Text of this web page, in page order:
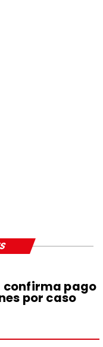
confirma pago
por caso